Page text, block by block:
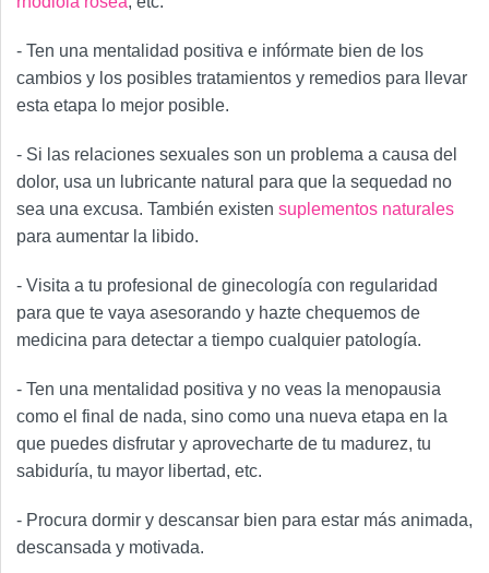
- Ten una mentalidad positiva e infórmate bien de los
cambios y los posibles tratamientos y remedios para llevar
esta etapa lo mejor posible.
- Si las relaciones sexuales son un problema a causa del
dolor, usa un lubricante natural para que la sequedad no
sea una excusa. También existen suplementos naturales
para aumentar la libido.
- Visita a tu profesional de ginecología con regularidad
para que te vaya asesorando y hazte chequemos de
medicina para detectar a tiempo cualquier patología.
- Ten una mentalidad positiva y no veas la menopausia
como el final de nada, sino como una nueva etapa en la
que puedes disfrutar y aprovecharte de tu madurez, tu
sabiduría, tu mayor libertad, etc.
- Procura dormir y descansar bien para estar más animada,
descansada y motivada.